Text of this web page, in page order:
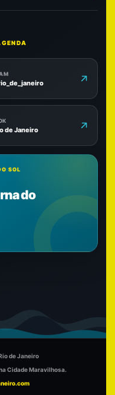
de Janeiro
SOL
do
de Janeiro
Cidade Maravilhosa.